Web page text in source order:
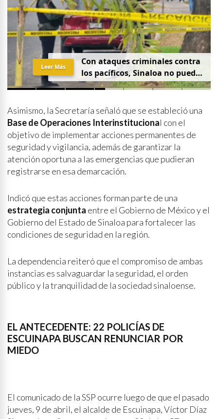
Con ataques criminales contra
los pacíficos, Sinaloa no puede
hablar de paz
Leer Más
Asimismo, la Secretaría señaló que se estableció una
Base de Operaciones Interinstitucional con el
objetivo de implementar acciones permanentes de
seguridad y vigilancia, además de garantizar la
atención oportuna a las emergencias que pudieran
registrarse en esa demarcación.
Indicó que estas acciones forman parte de una
estrategia conjunta entre el Gobierno de México y el
Gobierno del Estado de Sinaloa para fortalecer las
condiciones de seguridad en la región.
La dependencia reiteró que el compromiso de ambas
instancias es salvaguardar la seguridad, el orden
público y la tranquilidad de la sociedad sinaloense.
EL ANTECEDENTE: 22 POLICÍAS DE
ESCUINAPA BUSCAN RENUNCIAR POR
MIEDO
El comunicado de la SSP ocurre luego de que el pasado
jueves, 9 de abril, el alcalde de Escuinapa, Víctor Díaz